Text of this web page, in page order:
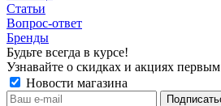
Статьи
Вопрос-ответ
Бренды
Будьте всегда в курсе!
Узнавайте о скидках и акциях первым
Новости магазина